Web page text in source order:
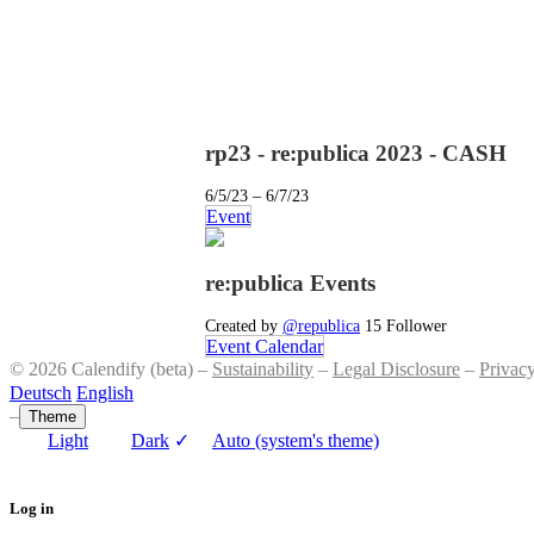
rp23 - re:publica 2023 - CASH
6/5/23 – 6/7/23
Event
re:publica Events
Created by @republica 15 Follower
Event Calendar
© 2026 Calendify (beta) – Sustainability – Legal Disclosure –
Deutsch English
– Theme
Light Dark ✓ Auto (system's theme)
Log in